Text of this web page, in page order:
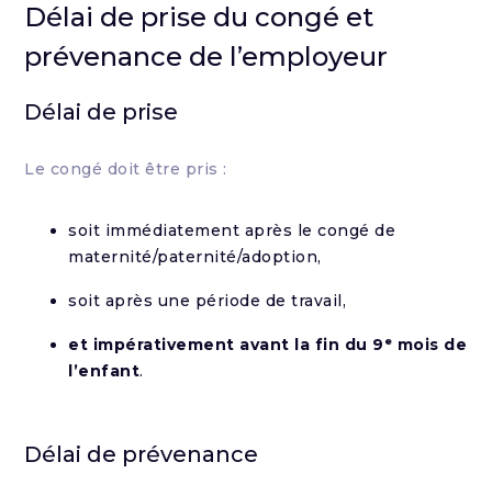
Délai de prise du congé et
prévenance de l’employeur
Délai de prise
Le congé doit être pris :
soit immédiatement après le congé de
maternité/paternité/adoption,
soit après une période de travail,
et impérativement avant la fin du 9ᵉ mois de
l’enfant.
Délai de prévenance